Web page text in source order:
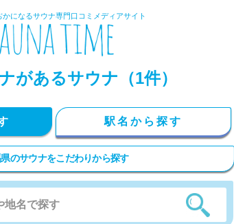
かになるサウナ専門口コミメディアサイト
があるサウナ（1件）
駅名から探す
のサウナをこだわりから探す